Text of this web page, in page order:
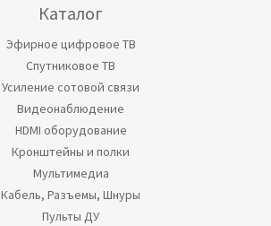
Каталог
Эфирное цифровое ТВ
Спутниковое ТВ
Усиление сотовой связи
Видеонаблюдение
HDMI оборудование
Кронштейны и полки
Мультимедиа
Кабель, Разъемы, Шнуры
Пульты ДУ